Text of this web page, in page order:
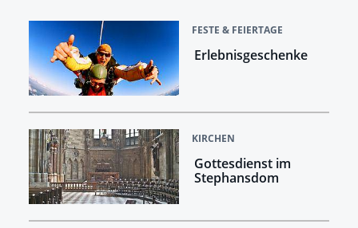
FESTE & FEIERTAGE
Erlebnisgeschenke
KIRCHEN
Gottesdienst im
Stephansdom